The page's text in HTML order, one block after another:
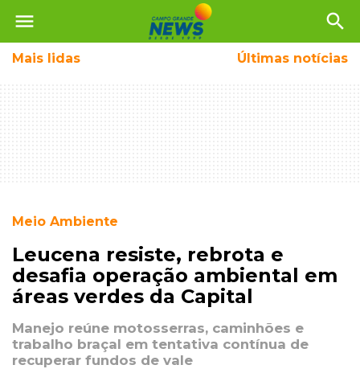
menu search
Mais lidas Últimas notícias
Meio Ambiente
Leucena resiste, rebrota e
desafia operação ambiental em
áreas verdes da Capital
Manejo reúne motosserras, caminhões e
trabalho braçal em tentativa contínua de
recuperar fundos de vale